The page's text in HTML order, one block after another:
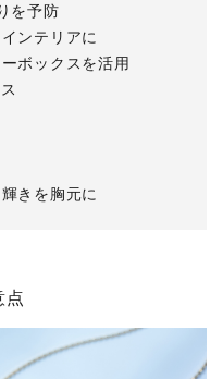
を予防
ンテリアに
ボックスを活用
きを胸元に
点